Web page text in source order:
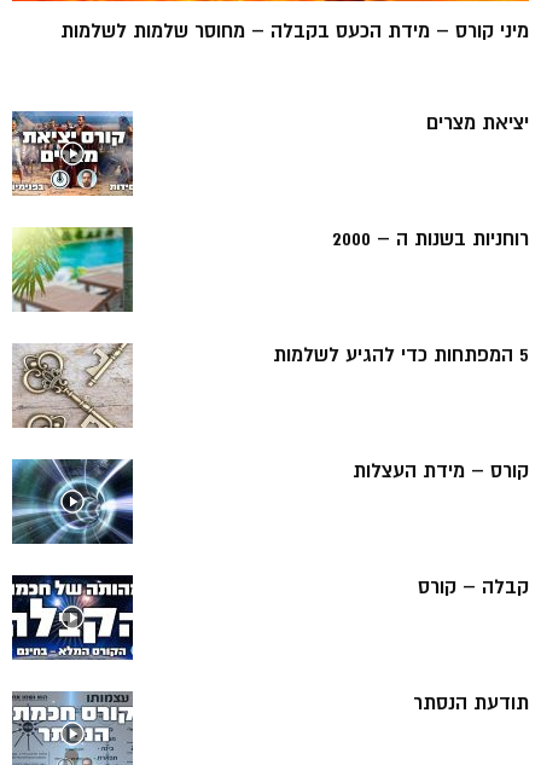
מיני קורס – מידת הכעס בקבלה – מחוסר שלמות לשלמות
יציאת מצרים
רוחניות בשנות ה – 2000
5 המפתחות כדי להגיע לשלמות
קורס – מידת העצלות
קבלה – קורס
תודעת הנסתר